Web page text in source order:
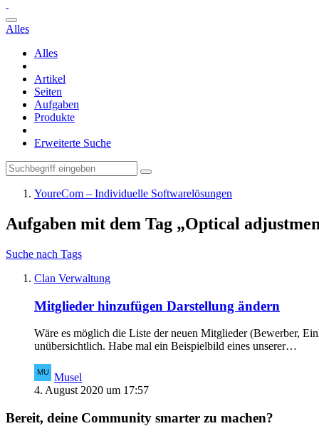
Alles
Alles
Artikel
Seiten
Aufgaben
Produkte
Erweiterte Suche
YoureCom – Individuelle Softwarelösungen
Aufgaben mit dem Tag „Optical
Suche nach Tags
Clan Verwaltung
Mitglieder hinzufügen Darstellung ändern
Wäre es möglich die Liste der neuen Mitglieder (Bewerber,
unübersichtlich. Habe mal ein Beispielbild eines unserer…
Musel
4. August 2020 um 17:57
Bereit, deine Community smarter zu machen?